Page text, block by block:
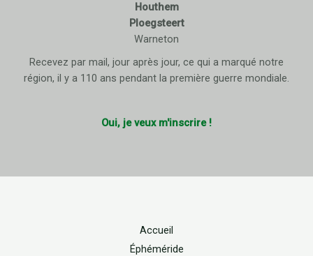
Houthem
Ploegsteert
Warneton
Recevez par mail, jour après jour, ce qui a marqué notre
région, il y a 110 ans pendant la première guerre mondiale.
Oui, je veux m'inscrire !
Accueil
Éphéméride